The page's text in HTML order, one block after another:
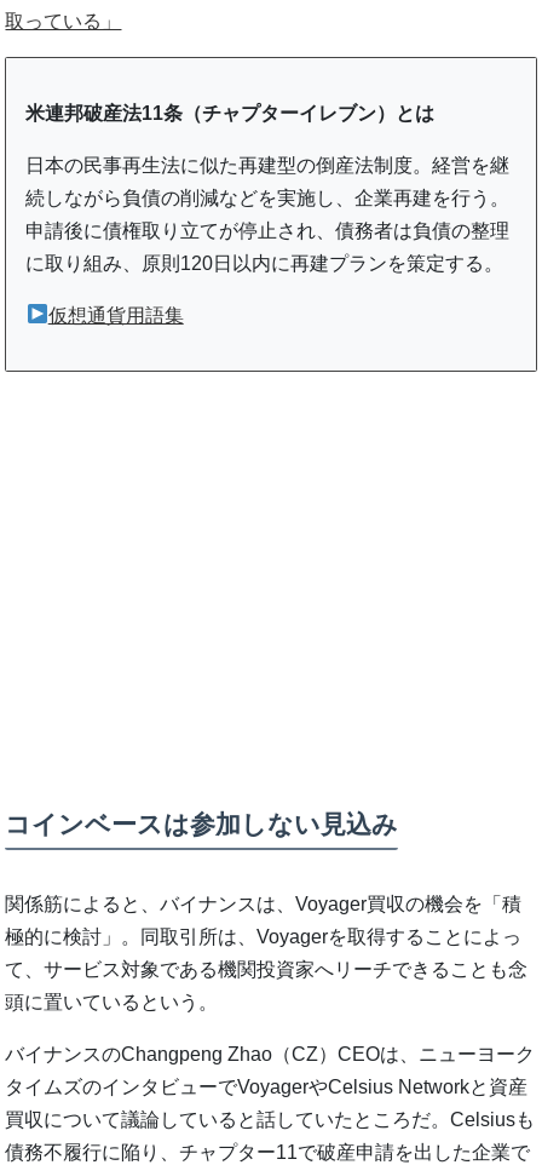
取っている」
米連邦破産法11条（チャプターイレブン）とは
日本の民事再生法に似た再建型の倒産法制度。経営を継
続しながら負債の削減などを実施し、企業再建を行う。
申請後に債権取り立てが停止され、債務者は負債の整理
に取り組み、原則120日以内に再建プランを策定する。
仮想通貨用語集
コインベースは参加しない見込み
関係筋によると、バイナンスは、Voyager買収の機会を「積
極的に検討」。同取引所は、Voyagerを取得することによっ
て、サービス対象である機関投資家へリーチできることも念
頭に置いているという。
バイナンスのChangpeng Zhao（CZ）CEOは、ニューヨーク
タイムズのインタビューでVoyagerやCelsius Networkと資産
買収について議論していると話していたところだ。Celsiusも
債務不履行に陥り、チャプター11で破産申請を出した企業で